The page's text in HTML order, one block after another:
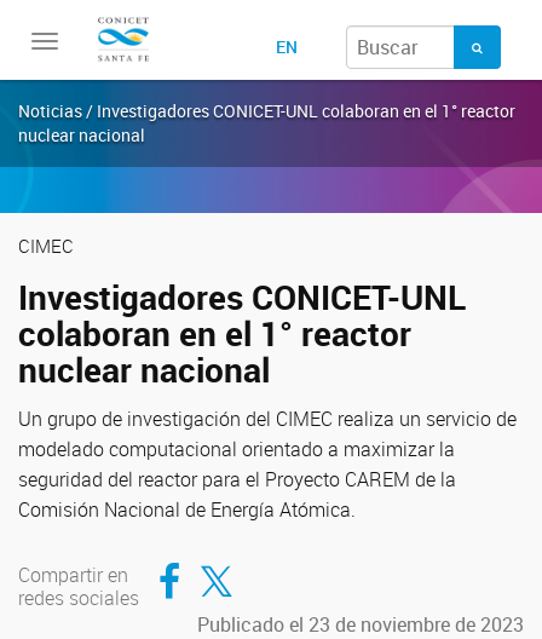
Toggle
EN
Noticias / Investigadores CONICET-UNL colaboran en el 1° reactor
nuclear nacional
CIMEC
Investigadores CONICET-UNL
colaboran en el 1° reactor
nuclear nacional
Un grupo de investigación del CIMEC realiza un servicio de
modelado computacional orientado a maximizar la
seguridad del reactor para el Proyecto CAREM de la
Comisión Nacional de Energía Atómica.
Compartir en
redes sociales
Compartir en Facebook
Compartir en Twitter
Publicado el 23 de noviembre de 2023